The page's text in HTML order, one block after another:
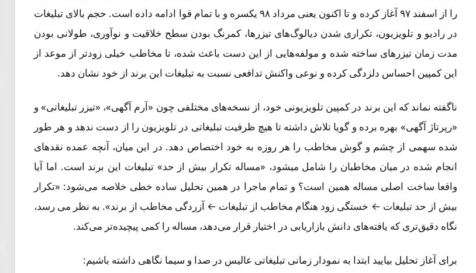
را از اسفند ۹۷ آغاز کرده و تا اکنون یعنی مرداد ۹۸ یکسره و با تمام قوا ادامه داده است. حجم بالای تبلیغات
در رادیو و تلویزیون، تکراری شدن دیالوگ‌های تیزرها، کمرنگ بودن سطح خلاقیت و نوآوری، طولانی بودن
مدت زمان تیزرهای ساخته شده و مولفه‌هایی از این دست باعث شده، تا مخاطب خیلی زودتر از موعد از
این کمپین احساس دلزدگی کرده و نوعی واکنش تدافعی نسبت به تبلیغات این برند از خود نشان دهد.
ناگفته نماند که این برند در کمپین تلویزیونی خود، از نسخه‌های مختلفی چون «آرم آگهی»، «تیزر تبلیغاتی» و
«رپرتاژ آگهی» بهره برده و گویا تلاش داشته تا هیچ ظرفیت تبلیغاتی در تلویزیون را از دست ندهد و هر طور
شده سهمی از چشم و گوش مخاطب را هر روزه به خود اختصاص دهد. در این میان، آنچه عمده نقدهای
انجام شده در میان مخاطبان را شامل میشود، «مساله تکرار بیش از حد» تبلیغات این برند است. اما آیا
واقعا ساخت اصلی مساله همین است؟ و تمام ماجرا در همین تحلیل ساده خطی خلاصه می‌شود: «تکرار
بیش از حد تبلیغات ← خستگی زود هنگام مخاطب از تبلیغات ← آزردگی مخاطب از برند». به نظر می رسد،
نگاه دقیق‌تری که یافته‌های دانش بازاریابی در اختیار قرار می‌دهد، مساله را کمی پیچیده‌تر می‌کند.
برای آغاز تحلیل بیایید ابتدا به نمودار زمانی تبلیغاتی عالیس در صدا و سیما نگاهی داشته باشیم: